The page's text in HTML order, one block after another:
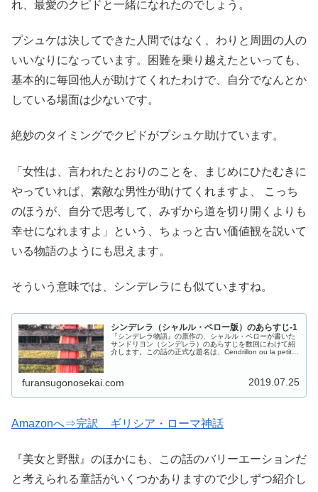
れ、最愛のクピドと一緒になれたのでしょう。
プシュケは決してできた人間ではなく、わりと周囲の人の
いいなりになっています。困難を乗り越えたといっても、
基本的に毎回他人が助けてくれたわけで、自分でなんとか
している場面は少ないです。
絶妙のタイミングでクピドがプシュケ助けています。
「女性は、言われたとおりのことを、まじめにひたむきに
やっていれば、素敵な男性が助けてくれますよ、 こっち
のほうが、自分で思考して、みずから道を切り開くよりも
幸せになれますよ」という、ちょっと古い価値観を説いて
いる物語のようにも思えます。
そういう意味では、シンデレラにも似ていますね。
シンデレラ（シャルル・ペロー版）のあらすじ-1
『シンデレラ物語』の原作の、シャルル・ペローが書いた
サンドリヨン（シンデレラ）のあらすじを数回にわけて紹
介します。この話の正式な題名は、Cendrillon ou la petite
furansugonosekai.com 2019.07.25
Amazonへ⇒完訳 ギリシア・ローマ神話
『美女と野獣』のほかにも、この話のバリーエーションだ
と考えられる童話がいくつかありますので少しずつ紹介し